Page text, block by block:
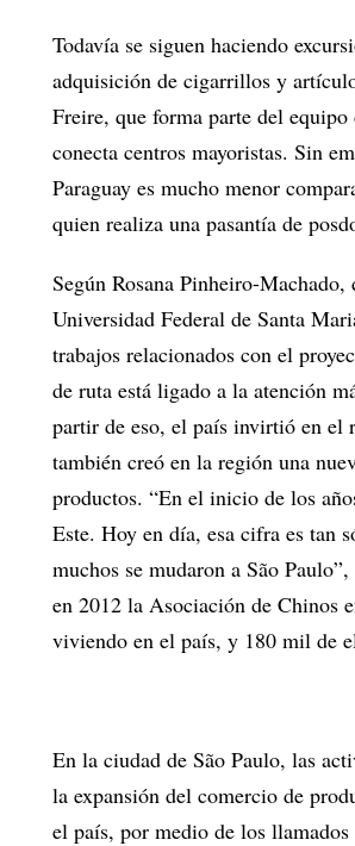
Todavía se siguen haciendo
adquisición de cigarrillos y
Freire, que forma parte del
conecta centros mayoristas. Sin
Paraguay es mucho menor
quien realiza una pasantía de
Según Rosana Pinheiro-
Universidad Federal de Santa
trabajos relacionados con el
de ruta está ligado a la atención
partir de eso, el país invirtió en el
también creó en la región una
productos. “En el inicio de los
Este. Hoy en día, esa cifra es tan
muchos se mudaron a São
en 2012 la Asociación de Chinos
viviendo en el país, y 180 mil de
En la ciudad de São Paulo, las
la expansión del comercio de
el país, por medio de los llamados